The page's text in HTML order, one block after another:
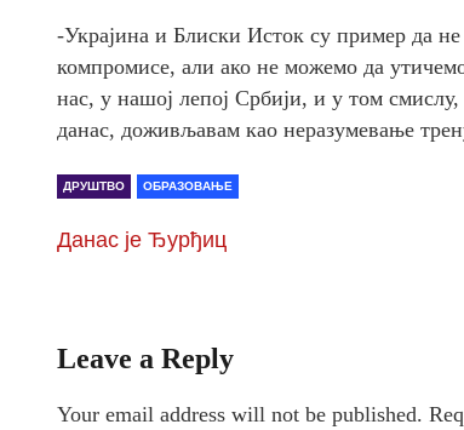
-Украјина и Блиски Исток су пример да
компромисе, али ако не можемо да
нас, у нашој лепој Србији, и у том
данас, доживљавам као неразумевање
ДРУШТВО ОБРАЗОВАЊЕ
Данас је Ђурђиц
Leave a Reply
Your email address will not be published.